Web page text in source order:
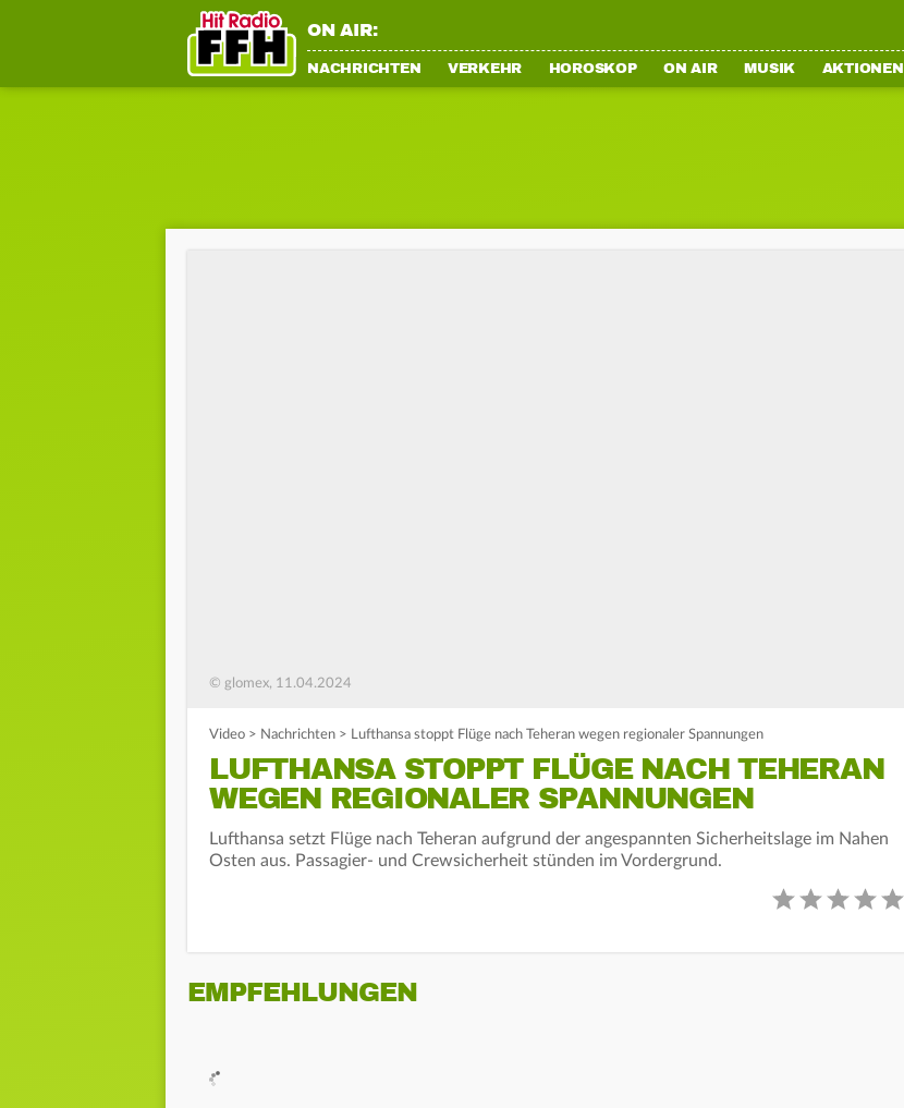
ON AIR:
NACHRICHTEN VERKEHR HOROSKOP ON AIR MUSIK AKTIONEN
© glomex, 11.04.2024
Video > Nachrichten > Lufthansa stoppt Flüge nach Teheran wegen regionaler Spannungen
LUFTHANSA STOPPT FLÜGE NACH TEHERAN
WEGEN REGIONALER SPANNUNGEN
Lufthansa setzt Flüge nach Teheran aufgrund der angespannten Sicherheitslage im Nahen
Osten aus. Passagier- und Crewsicherheit stünden im Vordergrund.
EMPFEHLUNGEN